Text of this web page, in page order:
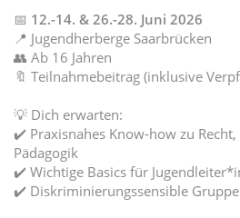
📅 12.-14. & 26.-28. Juni 2026
📍 Jugendherberge Saarbrücken
👥 Ab 16 Jahren
🔖 Teilnahmebeitrag (inklusive
💡 Dich erwarten:
✔️ Praxisnahes Know-how zu
Pädagogik
✔️ Wichtige Basics für
✔️ Diskriminierungssensible